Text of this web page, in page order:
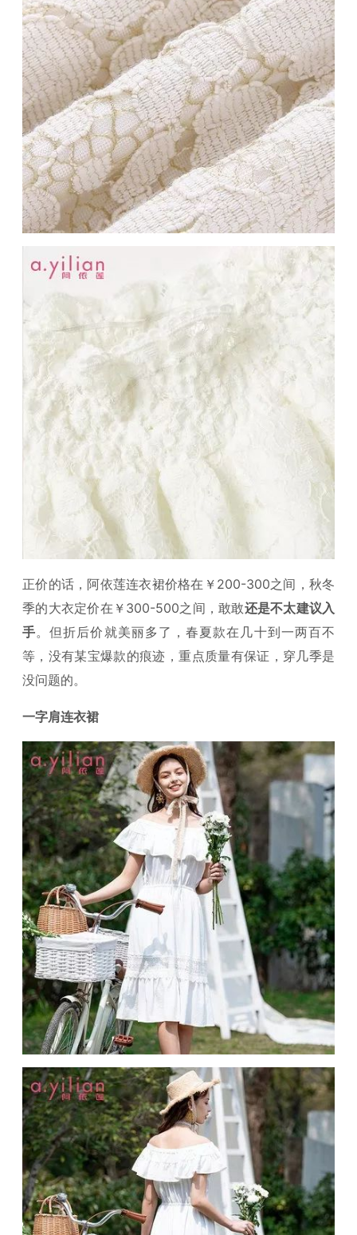
正价的话，阿依莲连衣裙价格在￥200-300之间，秋冬
季的大衣定价在￥300-500之间，敢敢还是不太建议入
手。但折后价就美丽多了，春夏款在几十到一两百不
等，没有某宝爆款的痕迹，重点质量有保证，穿几季是
没问题的。
一字肩连衣裙